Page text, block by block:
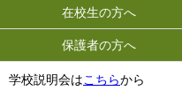
在校生の方へ
保護者の方へ
学校説明会はこちらから